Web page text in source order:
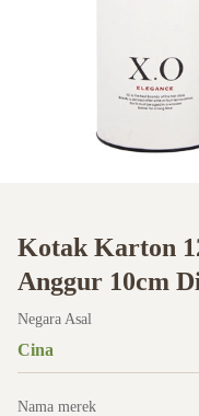
Kotak Karton
Anggur 10cm
Negara Asal
Cina
Nama merek